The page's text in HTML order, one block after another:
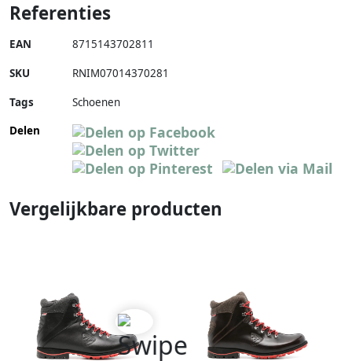
Referenties
EAN 8715143702811
SKU RNIM07014370281
Tags
Schoenen
Delen
Vergelijkbare producten